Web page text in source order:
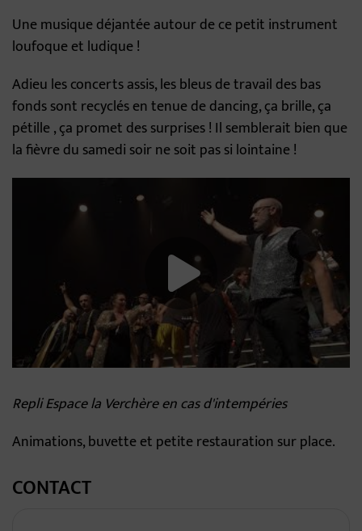
Une musique déjantée autour de ce petit instrument
loufoque et ludique !
Adieu les concerts assis, les bleus de travail des bas
fonds sont recyclés en tenue de dancing, ça brille, ça
pétille , ça promet des surprises ! Il semblerait bien que
la fièvre du samedi soir ne soit pas si lointaine !
Lancer la video
Repli Espace la Verchère en cas d'intempéries
Animations, buvette et petite restauration sur place.
CONTACT